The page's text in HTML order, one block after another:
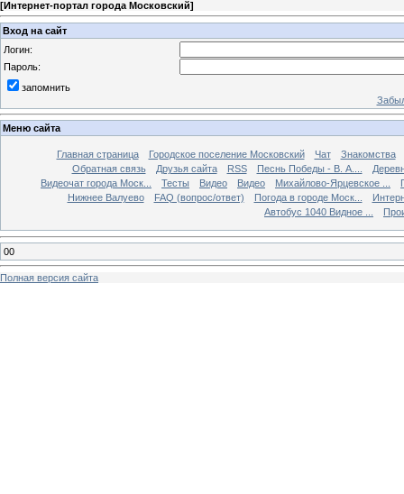
[Интернет-портал города Московский]
Вход на сайт
Логин:
Пароль:
запомнить
Меню сайта
Главная страница Городское поселение Московский Чат
Знакомства
Обратная связь
Друзья сайта RSS Песнь Победы - В. А....
Видеочат города Моск...
Тесты Видео Видео Михайлово-Ярцевское ...
Нижнее Валуево
FAQ (вопрос/ответ) Погода в городе Моск...
Автобус 1040 Видное ...
00
Полная версия сайта